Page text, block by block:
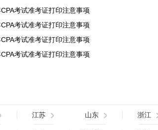
考试准考证打印注意事项
考试准考证打印注意事项
考试准考证打印注意事项
考试准考证打印注意事项
江苏 山东 浙江